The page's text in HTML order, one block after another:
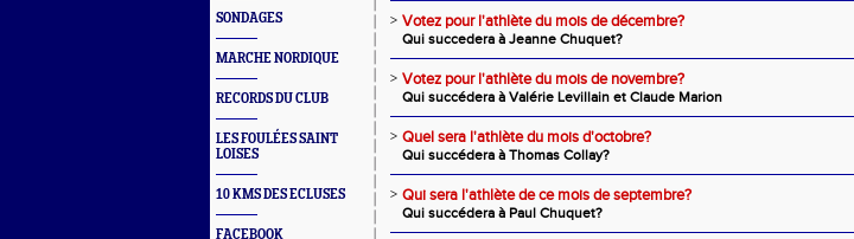
SONDAGES
MARCHE NORDIQUE
RECORDS DU CLUB
LES FOULÉES SAINT
LOISES
10 KMS DES ECLUSES
FACEBOOK
> Votez pour l'athlète du mois de décembre?
Qui succedera à Jeanne Chuquet?
> Votez pour l'athlète du mois de novembre?
Qui succédera à Valérie Levillain et Claude Marion
> Quel sera l'athlète du mois d'octobre?
Qui succédera à Thomas Collay?
> Qui sera l'athlète de ce mois de septembre?
Qui succédera à Paul Chuquet?